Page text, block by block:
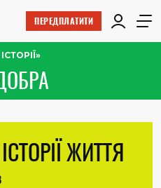
ПЕРЕДПЛАТИТИ
ЖИТТЯ